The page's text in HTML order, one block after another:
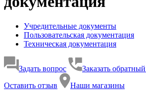
Учредительные документы
Пользовательская документация
Техническая документация
Задать вопрос
Заказать
Оставить отзыв
Наши магазины